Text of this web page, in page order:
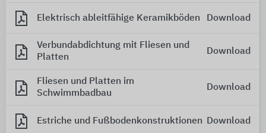
Elektrisch ableitfähige Keramikböden Download
Verbundabdichtung mit Fliesen und
Platten
Download
Fliesen und Platten im
Schwimmbadbau
Download
Estriche und Fußbodenkonstruktionen Download